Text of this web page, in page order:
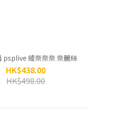
psplive 綾奈奈奈 奈麗絲
HK$438.00
HK$498.00